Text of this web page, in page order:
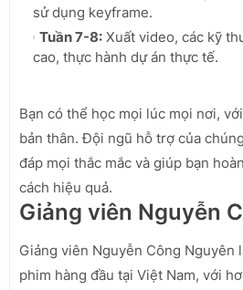
sử dụng keyframe.
Tuần 7-8: Xuất video, các kỹ
cao, thực hành dự án thực tế.
Bạn có thể học mọi lúc mọi nơi,
bản thân. Đội ngũ hỗ trợ của
đáp mọi thắc mắc và giúp bạn
cách hiệu quả.
Giảng viên Nguyễn
Giảng viên Nguyễn Công Nguyên
phim hàng đầu tại Việt Nam, với